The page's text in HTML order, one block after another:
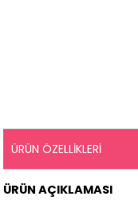
ÜRÜN ÖZELLIKLERI
ÜRÜN AÇIKLAMASI